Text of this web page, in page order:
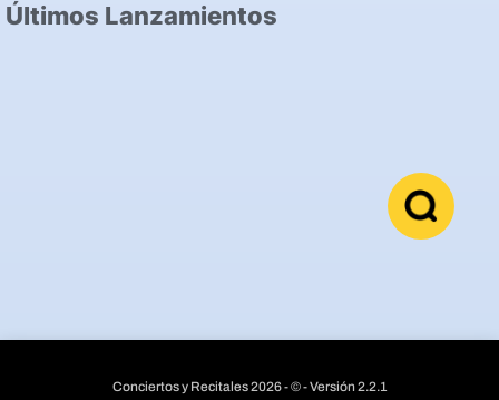
Últimos Lanzamientos
Conciertos y Recitales 2026 - © - Versión 2.2.1